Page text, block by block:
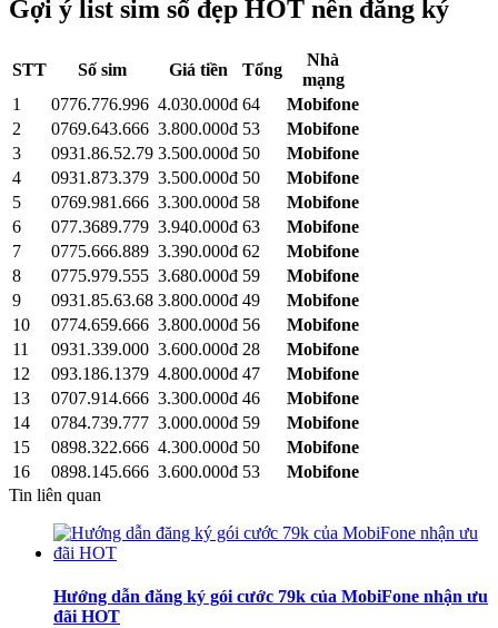
Gợi ý list sim số đẹp HOT nên đăng ký
STT Số sim Giá tiền Tổng
Nhà
mạng
1
0776.776.996 4.030.000đ 64
Mobifone
2
0769.643.666 3.800.000đ 53
Mobifone
3
0931.86.52.79 3.500.000đ 50
Mobifone
4
0931.873.379 3.500.000đ 50
Mobifone
5
0769.981.666 3.300.000đ 58
Mobifone
6
077.3689.779 3.940.000đ 63
Mobifone
7
0775.666.889 3.390.000đ 62
Mobifone
8
0775.979.555 3.680.000đ 59
Mobifone
9
0931.85.63.68 3.800.000đ 49
Mobifone
10
0774.659.666 3.800.000đ 56
Mobifone
11
0931.339.000 3.600.000đ 28
Mobifone
12
093.186.1379 4.800.000đ 47
Mobifone
13
0707.914.666 3.300.000đ 46
Mobifone
14
0784.739.777 3.000.000đ 59
Mobifone
15
0898.322.666 4.300.000đ 50
Mobifone
16
0898.145.666 3.600.000đ 53
Mobifone
Tin liên quan
Hướng dẫn đăng ký gói cước 79k của MobiFone nhận ưu
đãi HOT